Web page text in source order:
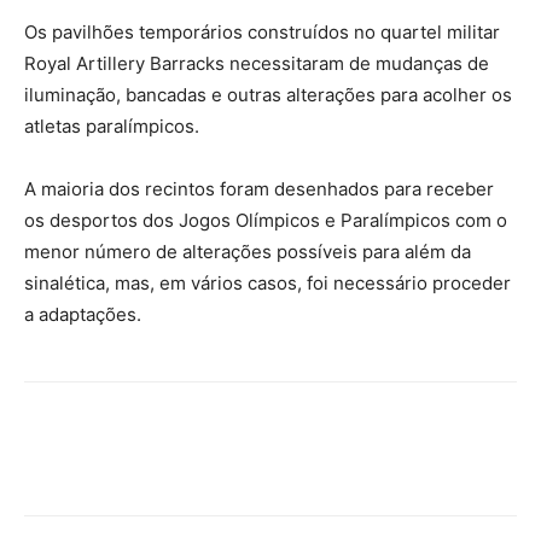
Os pavilhões temporários construídos no quartel militar
Royal Artillery Barracks necessitaram de mudanças de
iluminação, bancadas e outras alterações para acolher os
atletas paralímpicos.
A maioria dos recintos foram desenhados para receber
os desportos dos Jogos Olímpicos e Paralímpicos com o
menor número de alterações possíveis para além da
sinalética, mas, em vários casos, foi necessário proceder
a adaptações.